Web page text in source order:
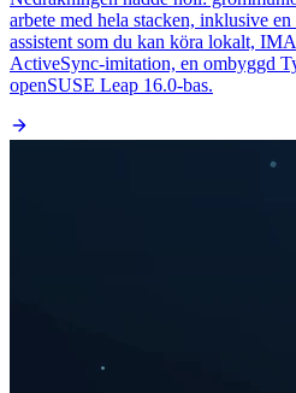
arbete med hela stacken, inklusive
assistent som du kan köra lokalt,
ActiveSync-imitation, en ombyggd
openSUSE Leap 16.0-bas.